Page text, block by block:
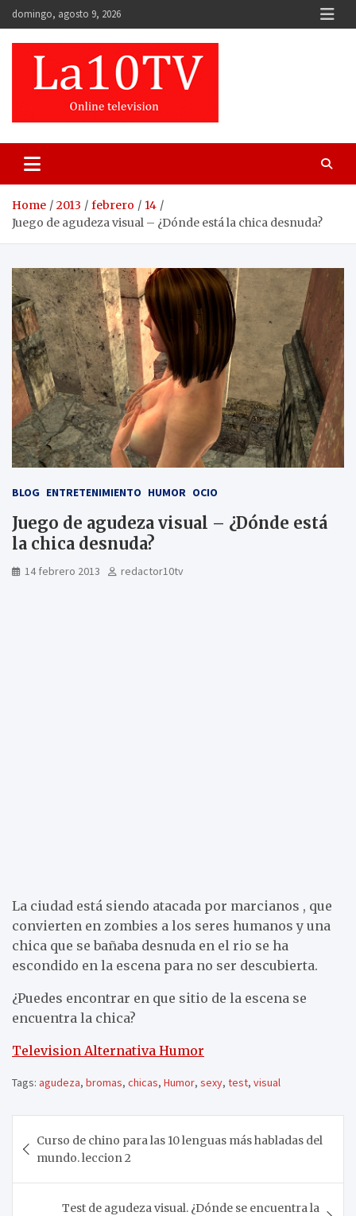
Skip
to
content
domingo, agosto 9, 2026
Home 2013 febrero
14
Juego de agudeza visual – ¿Dónde está la chica desnuda?
BLOG ENTRETENIMIENTO HUMOR OCIO
Juego de agudeza visual – ¿Dónde está
la chica desnuda?
14 febrero 2013 redactor10tv
La ciudad está siendo atacada por marcianos , que
convierten en zombies a los seres humanos y una
chica que se bañaba desnuda en el rio se ha
escondido en la escena para no ser descubierta.
¿Puedes encontrar en que sitio de la escena se
encuentra la chica?
Television Alternativa Humor
Tags: agudeza, bromas, chicas, Humor, sexy, test, visual
de
entradas
Curso de chino para las 10 lenguas más habladas del
mundo. leccion 2
Test de agudeza visual. ¿Dónde se encuentra la